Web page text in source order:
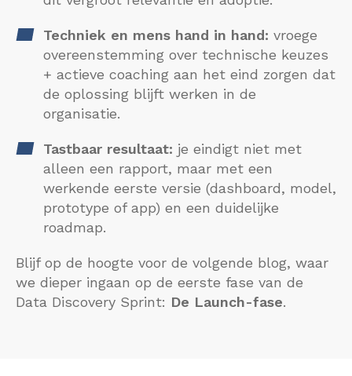
Techniek en mens hand in hand: vroege
overeenstemming over technische keuzes
+ actieve coaching aan het eind zorgen dat
de oplossing blijft werken in de
organisatie.
Tastbaar resultaat: je eindigt niet met
alleen een rapport, maar met een
werkende eerste versie (dashboard, model,
prototype of app) en een duidelijke
roadmap.
Blijf op de hoogte voor de volgende blog, waar
we dieper ingaan op de eerste fase van de
Data Discovery Sprint: De Launch-fase.